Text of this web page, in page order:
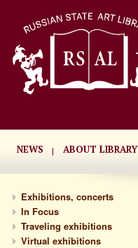
NEWS ABOUT LIBRARY
Exhibitions, concerts
In Focus
Traveling exhibitions
Virtual exhibitions